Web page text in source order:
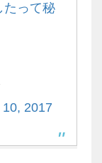
たって秘
2017